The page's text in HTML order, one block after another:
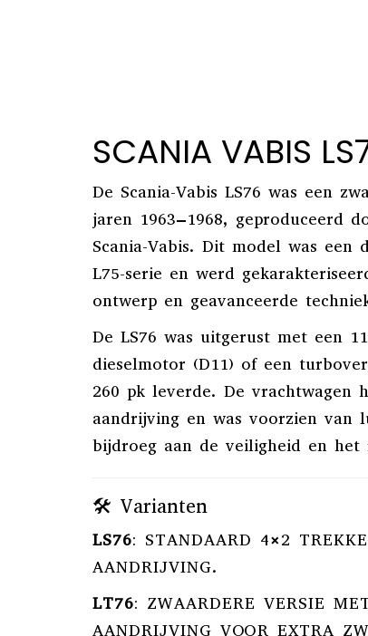
SCANIA VABIS
De Scania-Vabis LS76 was een
jaren 1963–1968, geproduceerd
Scania-Vabis. Dit model was een
L75-serie en werd
ontwerp en geavanceerde
De LS76 was uitgerust met een
dieselmotor (D11) of een
260 pk leverde. De vrachtwagen
aandrijving en was voorzien van
bijdroeg aan de veiligheid en het
🛠️ Varianten
LS76: STANDAARD 4×2
AANDRIJVING.
LT76: ZWAARDERE VERSIE
AANDRIJVING VOOR EXTRA